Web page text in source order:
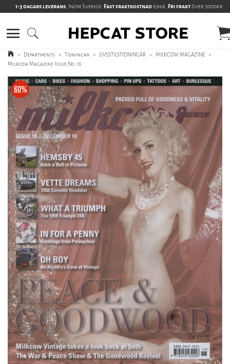
1-3 dagars leverans, Inom Sverige: Fast fraktkostnad69kr, Fri fraktöver 3000kr
> Departments > Tidningar > LIVSSTILSTIDNINGAR > MILKCOW MAGAZINE >
Milkcow Magazine Issue No. 18